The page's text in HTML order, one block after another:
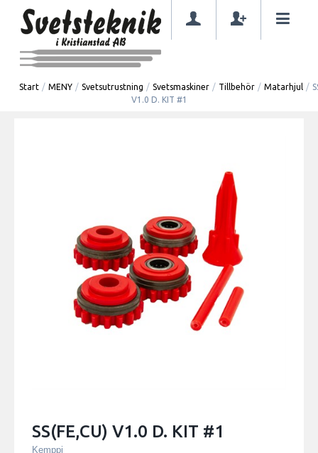
Start / MENY / Svetsutrustning / Svetsmaskiner / Tillbehör / Matarhjul /
V1.0 D. KIT #1
SS(FE,CU) V1.0 D. KIT #1
Kemppi